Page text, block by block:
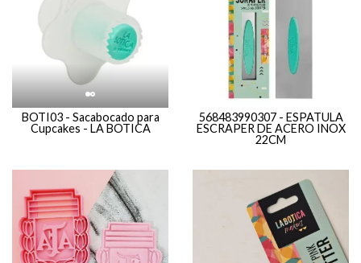
BOTI03 - Sacabocado para
Cupcakes - LA BOTICA
568483990307 - ESPATULA
ESCRAPER DE ACERO INOX
22CM